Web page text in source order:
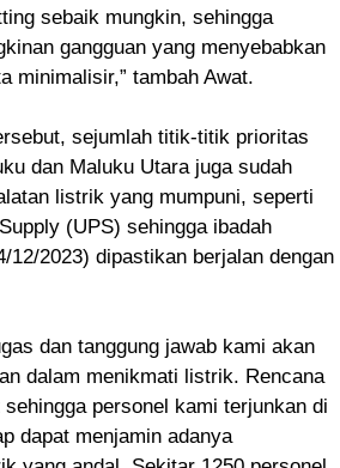
sebaik mungkin, sehingga
gangguan yang menyebabkan
minimalisir,” tambah Awat.
sejumlah titik-titik prioritas
dan Maluku Utara juga sudah
listrik yang mumpuni, seperti
(UPS) sehingga ibadah
12/2023) dipastikan berjalan dengan
dan tanggung jawab kami akan
dalam menikmati listrik. Rencana
personel kami terjunkan di
dapat menjamin adanya